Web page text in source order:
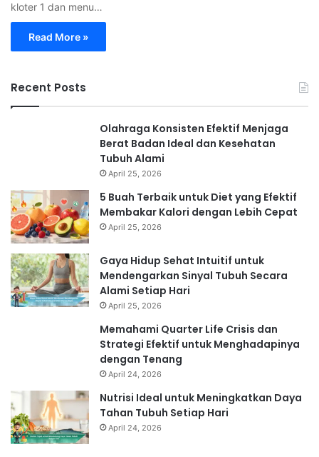
kloter 1 dan menu…
Read More »
Recent Posts
Olahraga Konsisten Efektif Menjaga
Berat Badan Ideal dan Kesehatan
Tubuh Alami
April 25, 2026
5 Buah Terbaik untuk Diet yang Efektif
Membakar Kalori dengan Lebih Cepat
April 25, 2026
Gaya Hidup Sehat Intuitif untuk
Mendengarkan Sinyal Tubuh Secara
Alami Setiap Hari
April 25, 2026
Memahami Quarter Life Crisis dan
Strategi Efektif untuk Menghadapinya
dengan Tenang
April 24, 2026
Nutrisi Ideal untuk Meningkatkan Daya
Tahan Tubuh Setiap Hari
April 24, 2026